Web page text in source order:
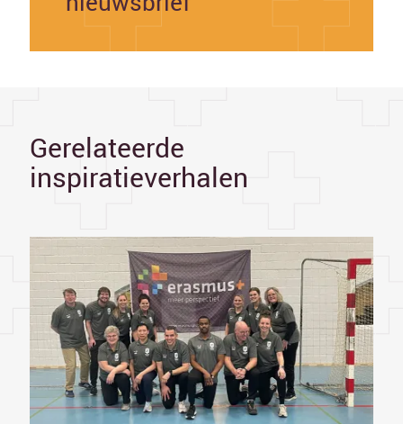
Gerelateerde
inspiratieverhalen